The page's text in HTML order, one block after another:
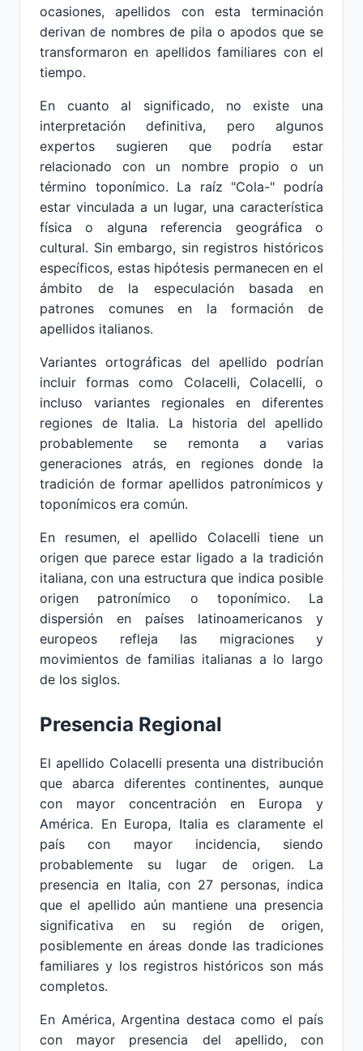
ocasiones, apellidos con esta terminación
derivan de nombres de pila o apodos que se
transformaron en apellidos familiares con el
tiempo.
En cuanto al significado, no existe una
interpretación definitiva, pero algunos
expertos sugieren que podría estar
relacionado con un nombre propio o un
término toponímico. La raíz "Cola-" podría
estar vinculada a un lugar, una característica
física o alguna referencia geográfica o
cultural. Sin embargo, sin registros históricos
específicos, estas hipótesis permanecen en el
ámbito de la especulación basada en
patrones comunes en la formación de
apellidos italianos.
Variantes ortográficas del apellido podrían
incluir formas como Colacelli, Colacelli, o
incluso variantes regionales en diferentes
regiones de Italia. La historia del apellido
probablemente se remonta a varias
generaciones atrás, en regiones donde la
tradición de formar apellidos patronímicos y
toponímicos era común.
En resumen, el apellido Colacelli tiene un
origen que parece estar ligado a la tradición
italiana, con una estructura que indica posible
origen patronímico o toponímico. La
dispersión en países latinoamericanos y
europeos refleja las migraciones y
movimientos de familias italianas a lo largo
de los siglos.
Presencia Regional
El apellido Colacelli presenta una distribución
que abarca diferentes continentes, aunque
con mayor concentración en Europa y
América. En Europa, Italia es claramente el
país con mayor incidencia, siendo
probablemente su lugar de origen. La
presencia en Italia, con 27 personas, indica
que el apellido aún mantiene una presencia
significativa en su región de origen,
posiblemente en áreas donde las tradiciones
familiares y los registros históricos son más
completos.
En América, Argentina destaca como el país
con mayor presencia del apellido, con